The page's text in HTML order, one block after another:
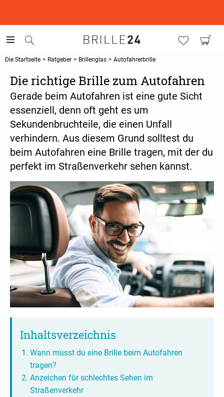
Die Startseite > Ratgeber > Brillenglas > Autofahrerbrille
Die richtige Brille zum Autofahren
Gerade beim Autofahren ist eine gute Sicht
essenziell, denn oft geht es um
Sekundenbruchteile, die einen Unfall
verhindern. Aus diesem Grund solltest du
beim Autofahren eine Brille tragen, mit der du
perfekt im Straßenverkehr sehen kannst.
Inhaltsverzeichnis
Wann musst du eine Brille beim Autofahren
tragen?
Anzeichen für schlechtes Sehen im
Straßenverkehr